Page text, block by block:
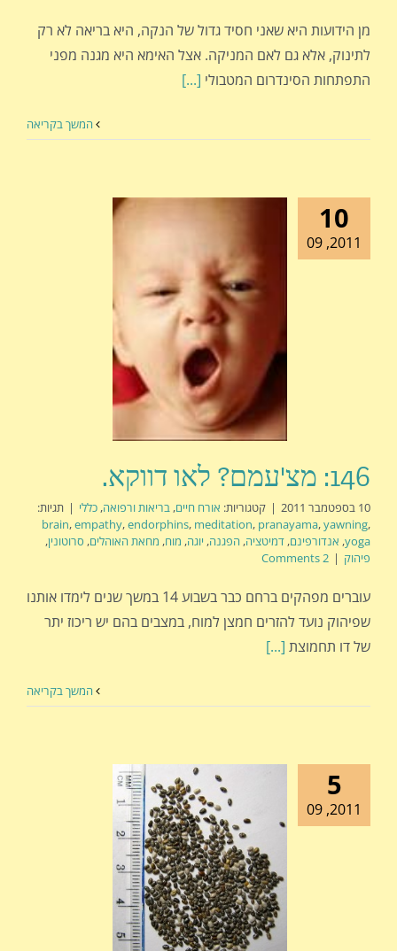
מן הידועות היא שאני חסיד גדול של הנקה, היא בריאה לא רק
לתינוק, אלא גם לאם המניקה. אצל האימא היא מגנה מפני
התפתחות הסינדרום המטבולי [...]
המשך בקריאה
10
2011, 09
146: מצ'עמם? לאו דווקא.
10 בספטמבר 2011 | קטגוריות: אורח חיים, בריאות ורפואה, כללי | תגיות:
brain,empathy,endorphins, meditation, pranayama,yawning,
yoga
, אנדורפינם, דמיטציה, הפגנה, יוגה, מוח, מחאת האוהלים, סרוטונין,
פיהוק |
2 Comments
עוברים מפהקים ברחם כבר בשבוע 14 במשך שנים לימדו אותנו
שפיהוק נועד להזרים חמצן למוח, במצבים בהם יש ריכוז יתר
של דו תחמוצת [...]
המשך בקריאה
5
2011, 09